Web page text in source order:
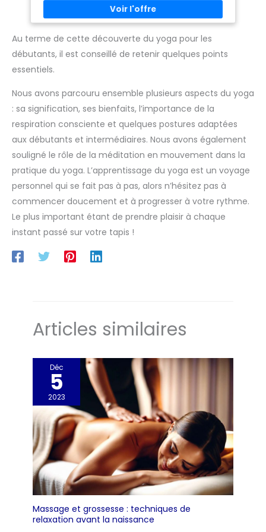
vous soyez débutant ou méditant confirmé. HOUSSE 100%
COTON : Douce, respirante et déhoussable, elle se lave
facilement en machine pour une hygiène parfaite, séance
après séance. FACILE Á TRANSPORTER : Grâce à sa poignée
intégrée, emmenez-le partout avec vous : au studio, en
plein air, ou même en voyage. Redécouvrez la méditation
avec un coussin qui allie sobriété, praticité et bien-être.
Faites de chaque assise un moment d'équilibre. Il est
intérieur ou votre tapis de yoga. SOCIÉTÉ FRANÇAISE Notre
ambition est de répondre à vos besoins du quotidien en
vous proposant des gammes de plus en plus variées et
tendance. Un large éventail de produits est à retrouver à
travers nos différentes marques.
Au terme de cette découverte du yoga pour les
débutants, il est conseillé de retenir quelques points
essentiels.
Nous avons parcouru ensemble plusieurs aspects du yoga
: sa signification, ses bienfaits, l’importance de la
respiration consciente et quelques postures adaptées
aux débutants et intermédiaires. Nous avons également
souligné le rôle de la méditation en mouvement dans la
pratique du yoga. L’apprentissage du yoga est un voyage
personnel qui se fait pas à pas, alors n’hésitez pas à
commencer doucement et à progresser à votre rythme.
Le plus important étant de prendre plaisir à chaque
instant passé sur votre tapis !
Articles similaires
Déc
5
2023
Massage et grossesse : techniques de
relaxation avant la naissance